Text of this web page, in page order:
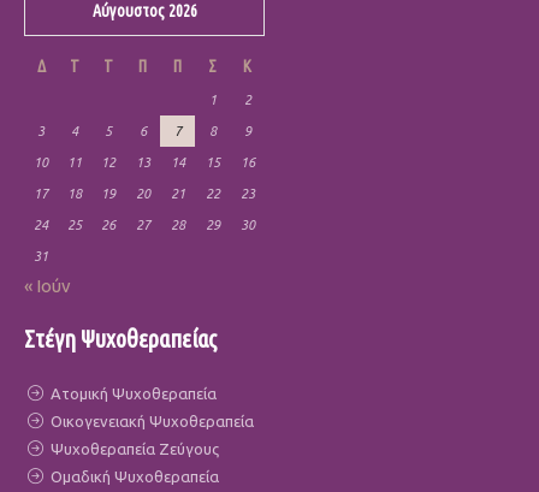
Αύγουστος 2026
Δ Τ Τ Π Π Σ Κ
1 2
3 4 5 6 7 8 9
10 11 12 13 14 15 16
17 18 19 20 21 22 23
24 25 26 27 28 29 30
31
« Ιούν
Στέγη Ψυχοθεραπείας
Ατομική Ψυχοθεραπεία
Οικογενειακή Ψυχοθεραπεία
Ψυχοθεραπεία Ζεύγους
Ομαδική Ψυχοθεραπεία